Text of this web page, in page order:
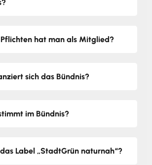
Pflichten hat man als Mitglied?
sich das Bündnis?
im Bündnis?
Label „StadtGrün naturnah“?